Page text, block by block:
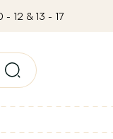
- 12 & 13 - 17